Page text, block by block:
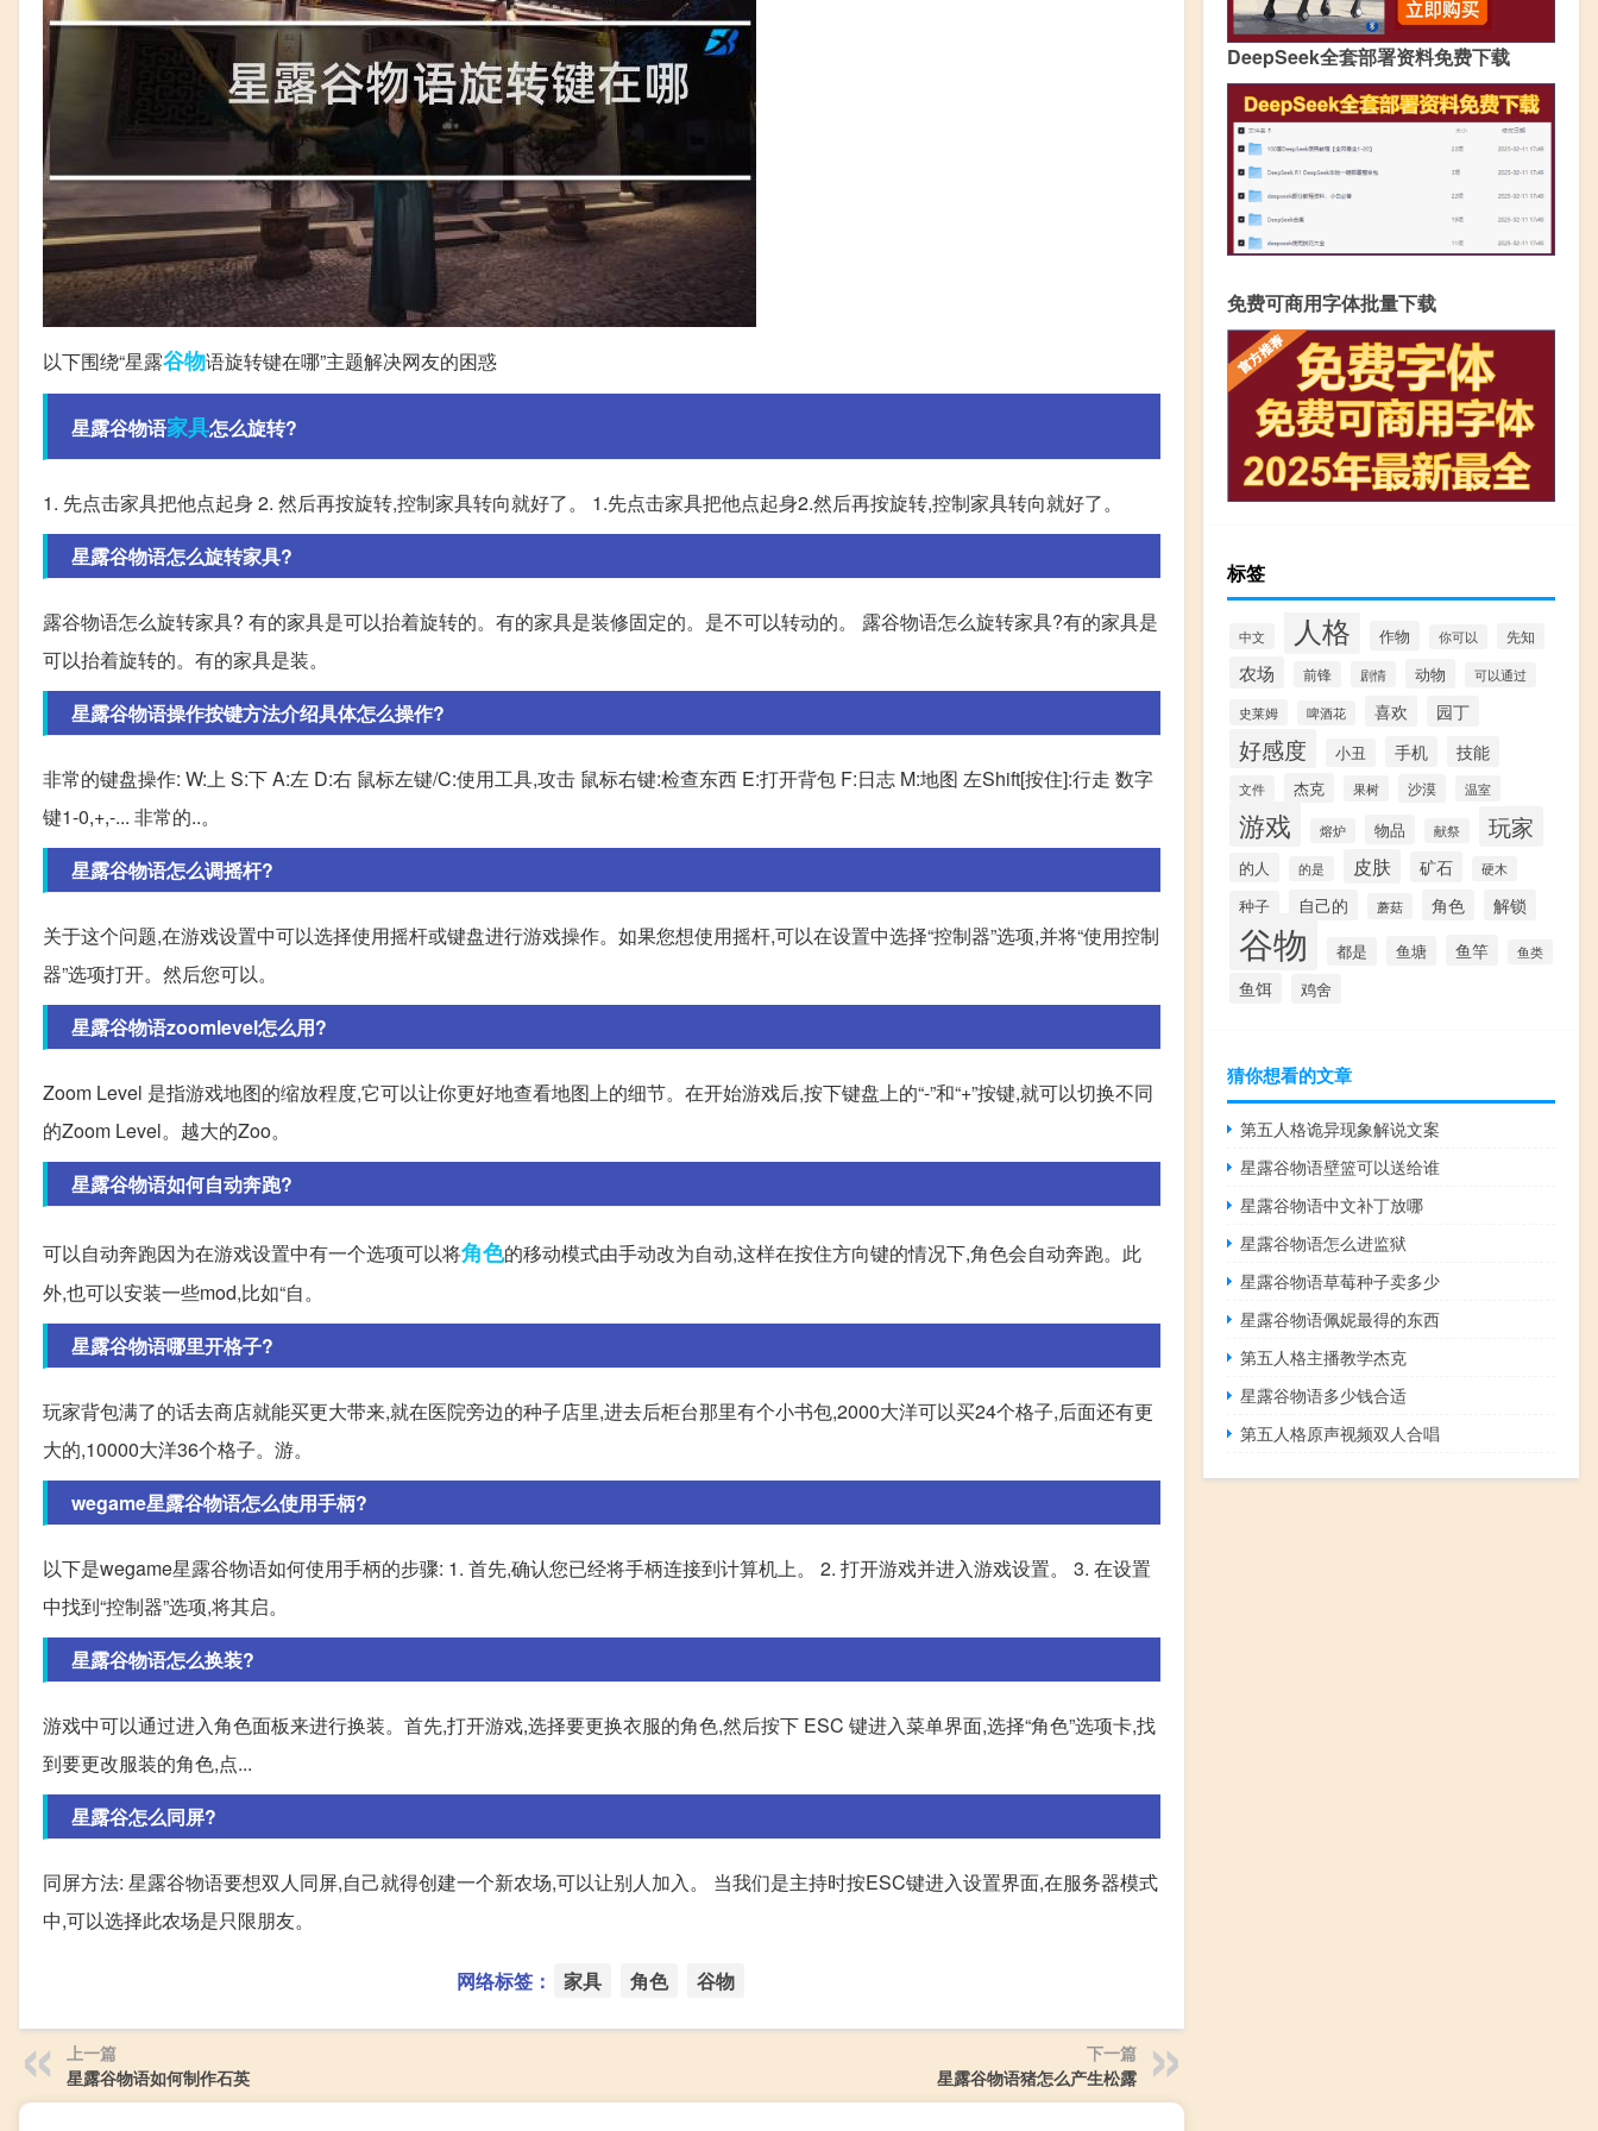
以下围绕“星露谷物语旋转键在哪”主题解决网友的困惑
星露谷物语家具怎么旋转?
1. 先点击家具把他点起身 2. 然后再按旋转,控制家具转向就好了。 1.先点击家具把他点起身2.然后再按旋转,控制家具转向就好了。
星露谷物语怎么旋转家具?
露谷物语怎么旋转家具? 有的家具是可以抬着旋转的。有的家具是装修固定的。是不可以转动的。 露谷物语怎么旋转家具?有的家具是
可以抬着旋转的。有的家具是装。
星露谷物语操作按键方法介绍具体怎么操作?
非常的键盘操作: W:上 S:下 A:左 D:右 鼠标左键/C:使用工具,攻击 鼠标右键:检查东西 E:打开背包 F:日志 M:地图 左Shift[按住]:行走 数字
键1-0,+,-... 非常的..。
星露谷物语怎么调摇杆?
关于这个问题,在游戏设置中可以选择使用摇杆或键盘进行游戏操作。如果您想使用摇杆,可以在设置中选择“控制器”选项,并将“使用控制
器”选项打开。然后您可以。
星露谷物语zoomlevel怎么用?
Zoom Level 是指游戏地图的缩放程度,它可以让你更好地查看地图上的细节。在开始游戏后,按下键盘上的“-”和“+”按键,就可以切换不同
的Zoom Level。越大的Zoo。
星露谷物语如何自动奔跑?
可以自动奔跑因为在游戏设置中有一个选项可以将角色的移动模式由手动改为自动,这样在按住方向键的情况下,角色会自动奔跑。此
外,也可以安装一些mod,比如“自。
星露谷物语哪里开格子?
玩家背包满了的话去商店就能买更大带来,就在医院旁边的种子店里,进去后柜台那里有个小书包,2000大洋可以买24个格子,后面还有更
大的,10000大洋36个格子。游。
wegame星露谷物语怎么使用手柄?
以下是wegame星露谷物语如何使用手柄的步骤: 1. 首先,确认您已经将手柄连接到计算机上。 2. 打开游戏并进入游戏设置。 3. 在设置
中找到“控制器”选项,将其启。
星露谷物语怎么换装?
游戏中可以通过进入角色面板来进行换装。首先,打开游戏,选择要更换衣服的角色,然后按下 ESC 键进入菜单界面,选择“角色”选项卡,找
到要更改服装的角色,点...
星露谷怎么同屏?
同屏方法: 星露谷物语要想双人同屏,自己就得创建一个新农场,可以让别人加入。 当我们是主持时按ESC键进入设置界面,在服务器模式
中,可以选择此农场是只限朋友。
网络标签： 家具 角色 谷物
上一篇
星露谷物语如何制作石英
下一篇
星露谷物语猪怎么产生松露
DeepSeek全套部署资料免费下载
免费可商用字体批量下载
标签
中文 人格 作物 你可以 先知
农场 前锋 剧情 动物 可以通过
史莱姆 啤酒花 喜欢 园丁
好感度 小丑 手机 技能
文件 杰克 果树 沙漠 温室
游戏 熔炉 物品 献祭 玩家
的人 的是 皮肤 矿石 硬木
种子 自己的 蘑菇 角色 解锁
谷物 都是 鱼塘 鱼竿 鱼类
鱼饵 鸡舍
猜你想看的文章
第五人格诡异现象解说文案
星露谷物语壁篮可以送给谁
星露谷物语中文补丁放哪
星露谷物语怎么进监狱
星露谷物语草莓种子卖多少
星露谷物语佩妮最得的东西
第五人格主播教学杰克
星露谷物语多少钱合适
第五人格原声视频双人合唱